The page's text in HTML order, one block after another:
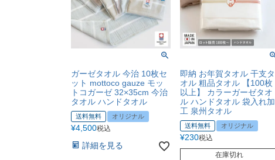
ガーゼタオル 今治 10枚セ
ット mottoco gauze モッ
トコガーゼ 32×35cm 今治
タオル ハンドタオル
送料無料 オリジナル
¥4,500税込
詳細を見る
即納 お年賀タオル 干支タ
オル 粗品タオル 【100枚
以上】 カラーガーゼタオ
ル ハンドタオル 袋入れ加
工 泉州タオル
送料無料 オリジナル
¥230税込
在庫切れ